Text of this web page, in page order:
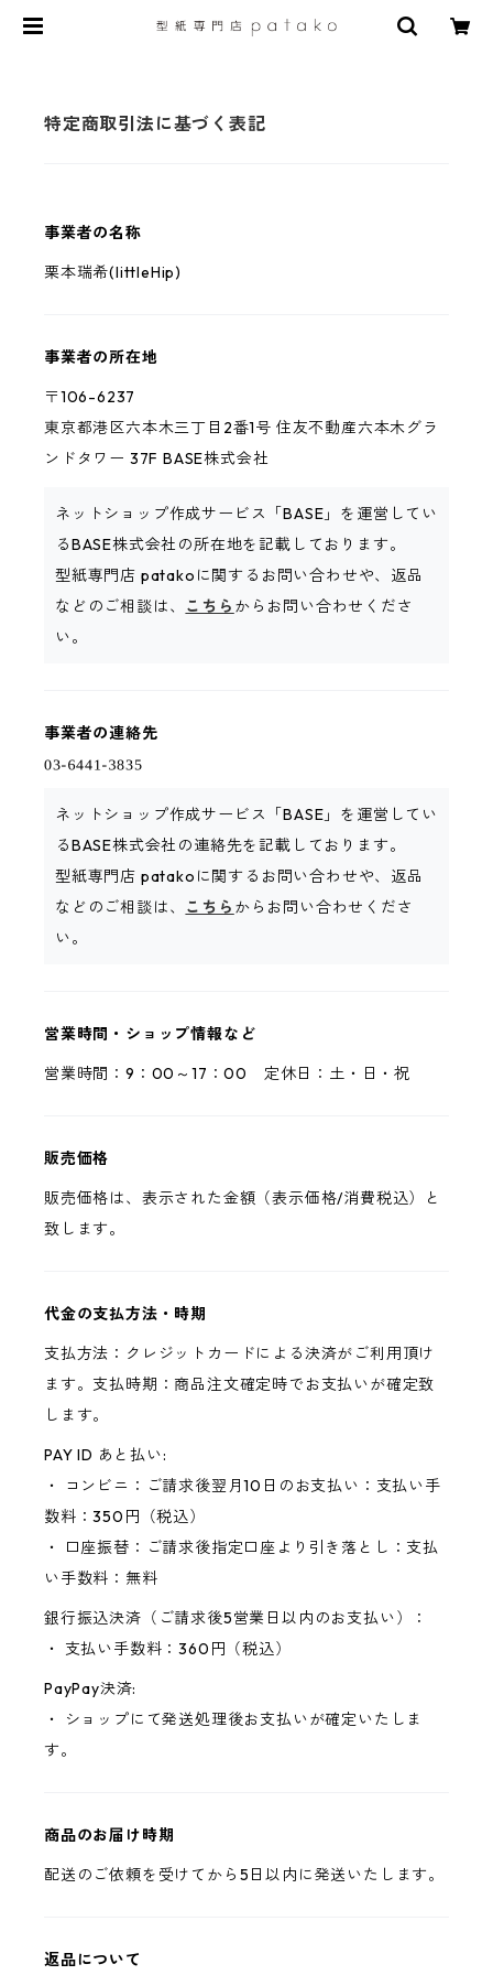
特定商取引法に基づく表記
事業者の名称
栗本瑞希(littleHip)
事業者の所在地
〒106-6237
東京都港区六本木三丁目2番1号 住友不動産六本木グラ
ンドタワー 37F BASE株式会社
ネットショップ作成サービス「BASE」を運営してい
るBASE株式会社の所在地を記載しております。
型紙専門店 patakoに関するお問い合わせや、返品
などのご相談は、 こちら からお問い合わせくださ
い。
事業者の連絡先
ネットショップ作成サービス「BASE」を運営してい
るBASE株式会社の連絡先を記載しております。
型紙専門店 patakoに関するお問い合わせや、返品
などのご相談は、 こちら からお問い合わせくださ
い。
営業時間・ショップ情報など
営業時間：9：00～17：00 定休日：土・日・祝
販売価格
販売価格は、表示された金額（表示価格/消費税込）と
致します。
代金の支払方法・時期
支払方法：クレジットカードによる決済がご利用頂け
ます。支払時期：商品注文確定時でお支払いが確定致
します。
PAY ID あと払い:
・ コンビニ：ご請求後翌月10日のお支払い：支払い手
数料：350円（税込）
・ 口座振替：ご請求後指定口座より引き落とし：支払
い手数料：無料
銀行振込決済（ご請求後5営業日以内のお支払い）：
・ 支払い手数料：360円（税込）
PayPay決済:
・ ショップにて発送処理後お支払いが確定いたしま
す。
商品のお届け時期
配送のご依頼を受けてから5日以内に発送いたします。
返品について